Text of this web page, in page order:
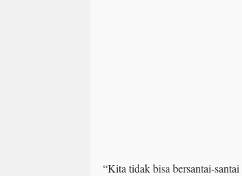
“Kita tidak bisa bersantai-